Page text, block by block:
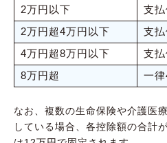
2万円以下
支
2万円超4万円以下
支
4万円超8万円以下
支
8万円超
一律
なお、複数の生命保険や介護医
している場合、各控除額の合計